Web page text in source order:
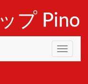
プ Pino
Toggle